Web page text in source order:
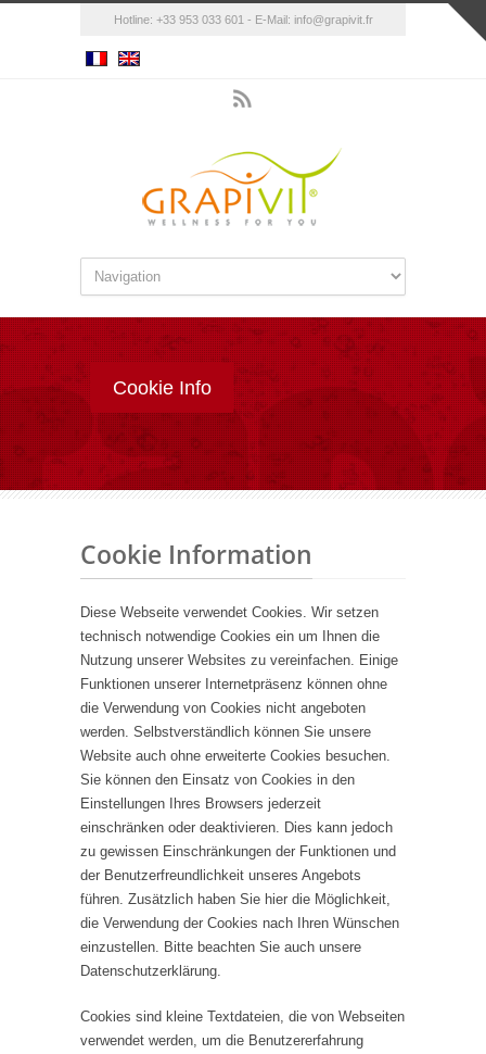
Hotline: +33 953 033 601 - E-Mail: info@grapivit.fr
Cookie Info
Cookie Information
Diese Webseite verwendet Cookies. Wir setzen
technisch notwendige Cookies ein um Ihnen die
Nutzung unserer Websites zu vereinfachen. Einige
Funktionen unserer Internetpräsenz können ohne
die Verwendung von Cookies nicht angeboten
werden. Selbstverständlich können Sie unsere
Website auch ohne erweiterte Cookies besuchen.
Sie können den Einsatz von Cookies in den
Einstellungen Ihres Browsers jederzeit
einschränken oder deaktivieren. Dies kann jedoch
zu gewissen Einschränkungen der Funktionen und
der Benutzerfreundlichkeit unseres Angebots
führen. Zusätzlich haben Sie hier die Möglichkeit,
die Verwendung der Cookies nach Ihren Wünschen
einzustellen. Bitte beachten Sie auch unsere
Datenschutzerklärung.
Cookies sind kleine Textdateien, die von Webseiten
verwendet werden, um die Benutzererfahrung